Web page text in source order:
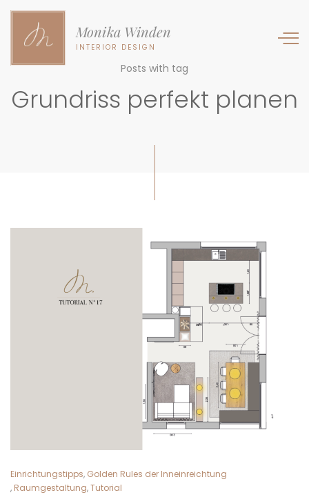
Monika Winden
INTERIOR DESIGN
Posts with tag
Grundriss perfekt planen
Einrichtungstipps, Golden Rules der Inneinreichtung
, Raumgestaltung,Tutorial